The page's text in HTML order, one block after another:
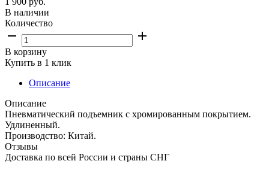
В наличии
Количество
В корзину
Купить в 1 клик
Описание
Описание
Пневматический подъемник с хромированным покрытием.
Удлиненный.
Производство: Китай.
Отзывы
Доставка по всей России и страны СНГ